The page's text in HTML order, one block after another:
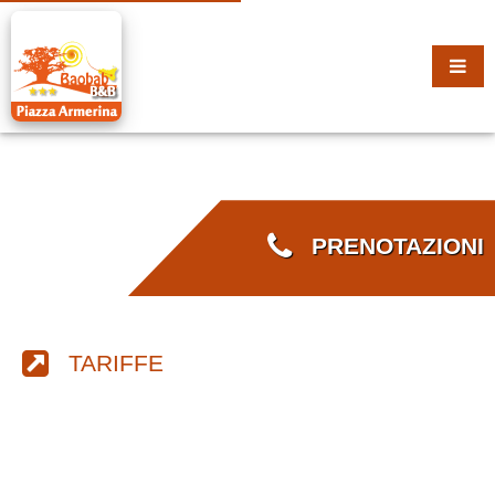
PRENOTAZIONI
TARIFFE